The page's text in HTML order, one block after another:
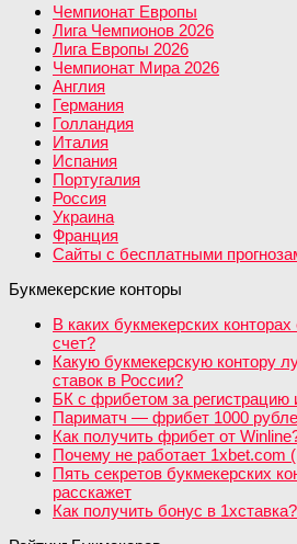
Чемпионат Европы
Лига Чемпионов 2026
Лига Европы 2026
Чемпионат Мира 2026
Англия
Германия
Голландия
Италия
Испания
Португалия
Россия
Украина
Франция
Сайты с бесплатными
Букмекерские конторы
В каких букмекерских
счет?
Какую букмекерскую контору
ставок в России?
БК с фрибетом за регистрацию
Париматч — фрибет 1000
Как получить фрибет от
Почему не работает 1xbet.com
Пять секретов букмекерских
расскажет
Как получить бонус в 1хставка?